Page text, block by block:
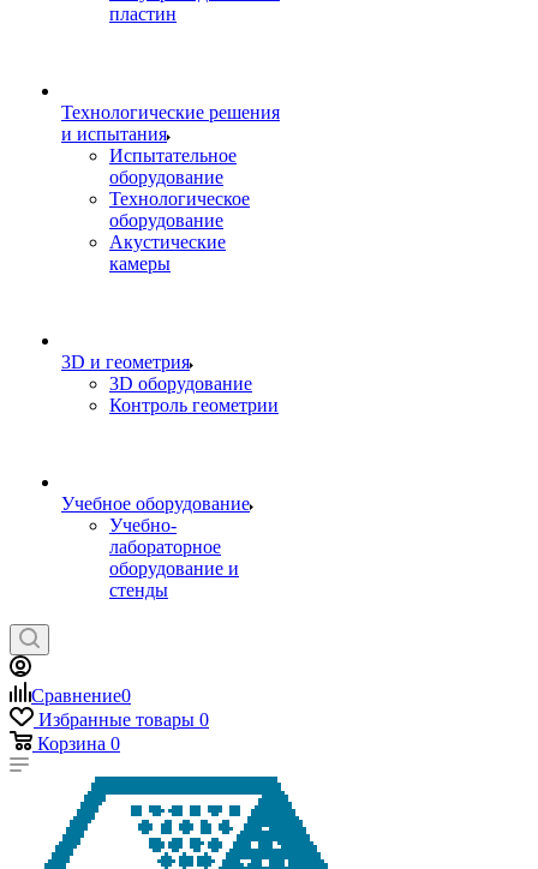
пластин
Технологические решения
и испытания
Испытательное
оборудование
Технологическое
оборудование
Акустические
камеры
3D и геометрия
3D оборудование
Контроль геометрии
Учебное оборудование
Учебно-
лабораторное
оборудование и
стенды
Сравнение0
Избранные товары 0
Корзина 0